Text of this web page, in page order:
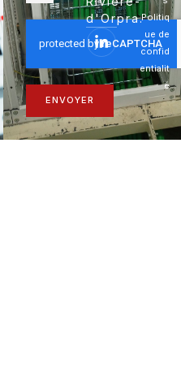
ENVOYER
d'Orpra.Politiq
ue de
confid
entialit
é